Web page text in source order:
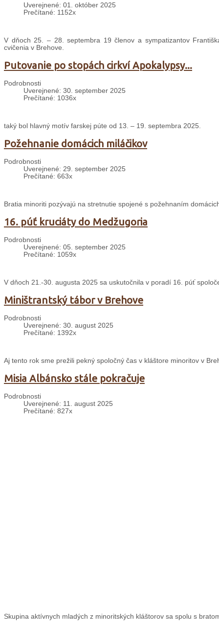
Uverejnené: 01. október 2025
Prečítané: 1152x
V dňoch 25. – 28. septembra 19 členov a sympatizantov
cvičenia v Brehove.
Putovanie po stopách cirkví Apokalypsy...
Podrobnosti
Uverejnené: 30. september 2025
Prečítané: 1036x
taký bol hlavný motív farskej púte od 13. – 19. septembra 2025.
Požehnanie domácich miláčikov
Podrobnosti
Uverejnené: 29. september 2025
Prečítané: 663x
Bratia minoriti pozývajú na stretnutie spojené s požehnaním
16. púť kruciáty do Medžugoria
Podrobnosti
Uverejnené: 05. september 2025
Prečítané: 1059x
V dňoch 21.-30. augusta 2025 sa uskutočnila v poradí 16. púť
Miništrantský tábor v Brehove
Podrobnosti
Uverejnené: 30. august 2025
Prečítané: 1392x
Aj tento rok sme prežili pekný spoločný čas v kláštore minoritov v
Misia Albánsko stále pokračuje
Podrobnosti
Uverejnené: 11. august 2025
Prečítané: 827x
Skupina aktívnych mladých z minoritských kláštorov sa spolu s